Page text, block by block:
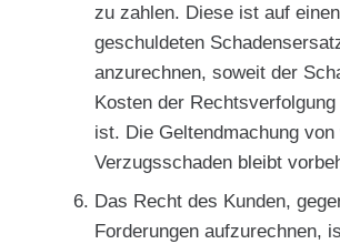
zu zahlen. Diese ist auf einen
geschuldeten
anzurechnen, soweit der
Kosten der
ist. Die Geltendmachung von
Verzugsschaden bleibt
Das Recht des Kunden,
Forderungen aufzurechnen,